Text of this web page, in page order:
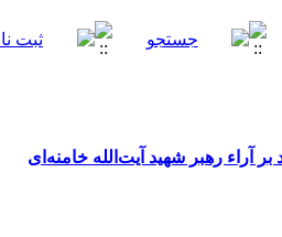
آراء رهبر شهید آیت‌الله خامنه‌ای